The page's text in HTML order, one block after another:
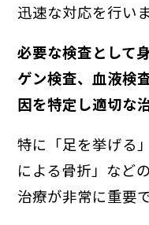
迅速な対応を行いま
必要な検査として
ゲン検査、血液検
因を特定し適切な
特に「足を挙げる
による骨折」など
治療が非常に重要で